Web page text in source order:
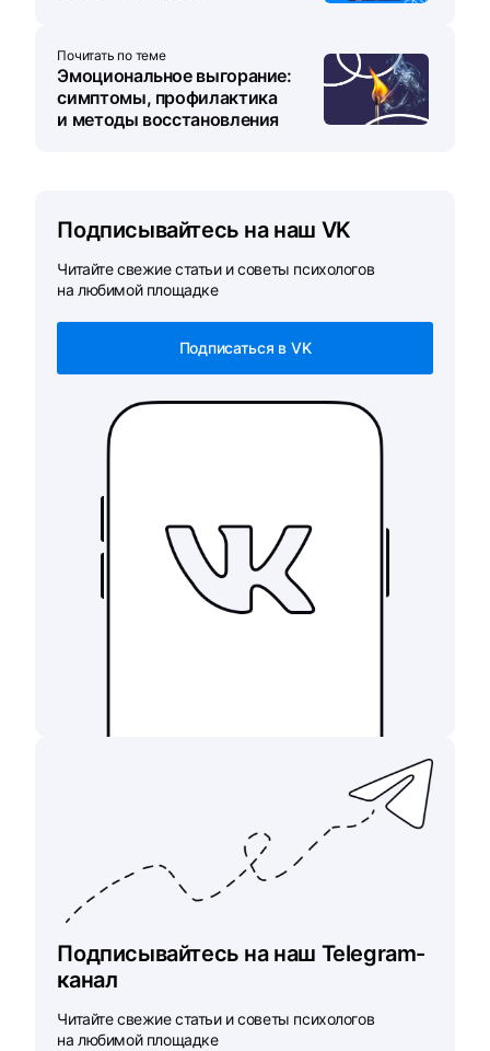
Почитать по теме
Эмоциональное выгорание:
симптомы, профилактика
и методы восстановления
Подписывайтесь на наш VK
Читайте свежие статьи и советы психологов
на любимой площадке
Подписаться в VK
Подписывайтесь на наш Telegram-
канал
Читайте свежие статьи и советы психологов
на любимой площадке